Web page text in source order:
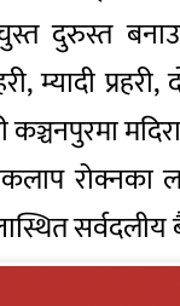
दुरुस्त
म्यादी
कञ्चनपुरमा
रोक्नका